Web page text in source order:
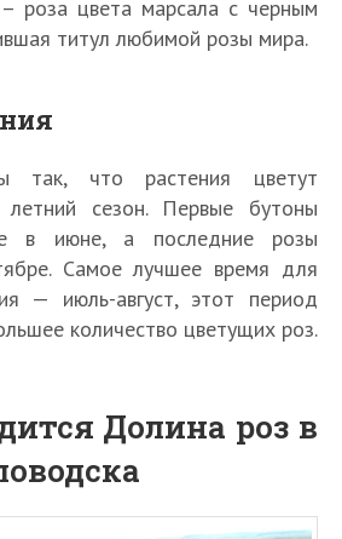
роза цвета марсала с черным
титул любимой розы мира.
так, что растения цветут
летний сезон. Первые бутоны
в июне, а последние розы
Самое лучшее время для
— июль-август, этот период
количество цветущих роз.
Долина роз в